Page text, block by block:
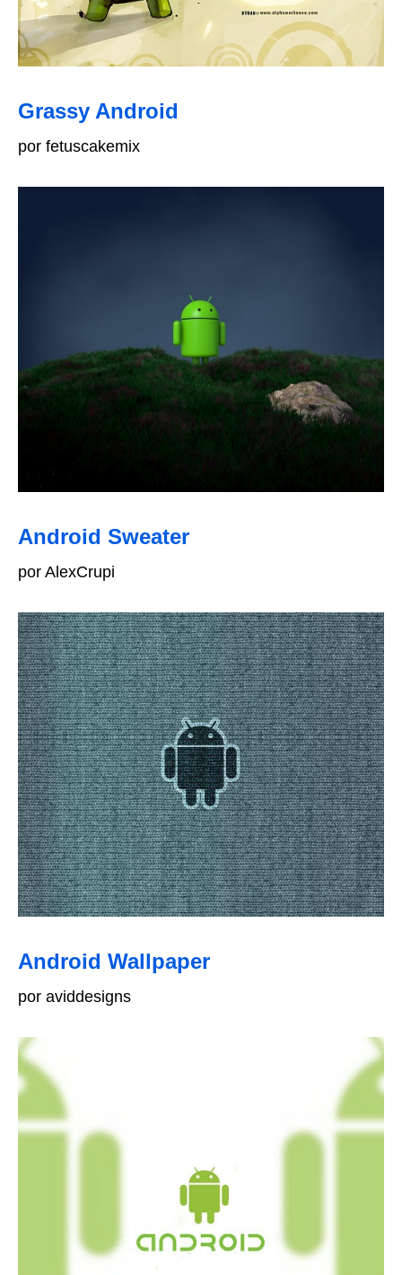
Grassy Android
por fetuscakemix
Android Sweater
por AlexCrupi
Android Wallpaper
por aviddesigns